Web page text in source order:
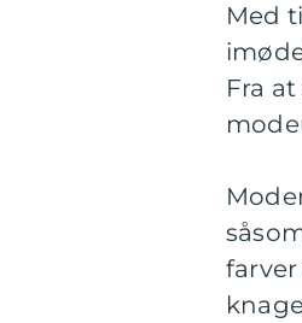
Med
Fra